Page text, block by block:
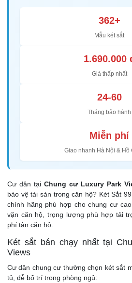
362+
Mẫu két sắt
1.690.000
Giá thấp nhất
24-60
Tháng bảo hành
Miễn phí
Giao nhanh Hà Nội & Hồ
Cư dân tại Chung cư Luxury Park
bảo vệ tài sản trong căn hộ? Két Sắt
chính hãng phù hợp cho chung cư
vặn căn hộ, trọng lượng phù hợp tải
phí tận căn hộ.
Két sắt bán chạy nhất tại
Views
Cư dân chung cư thường chọn két sắt
tủ, dễ bố trí trong phòng ngủ: